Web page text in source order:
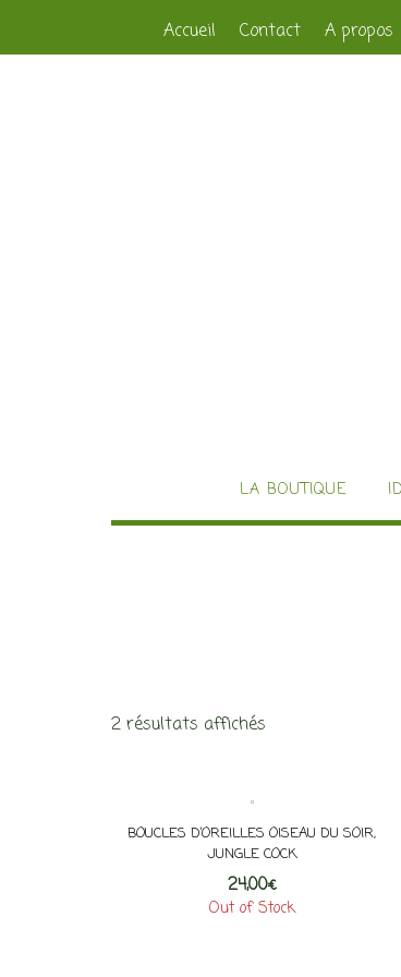
Accueil Contact A propos
LA BOUTIQUE
2 résultats affichés
BOUCLES D’OREILLES OISEAU DU SOIR,
JUNGLE COCK
24,00€
Out of Stock